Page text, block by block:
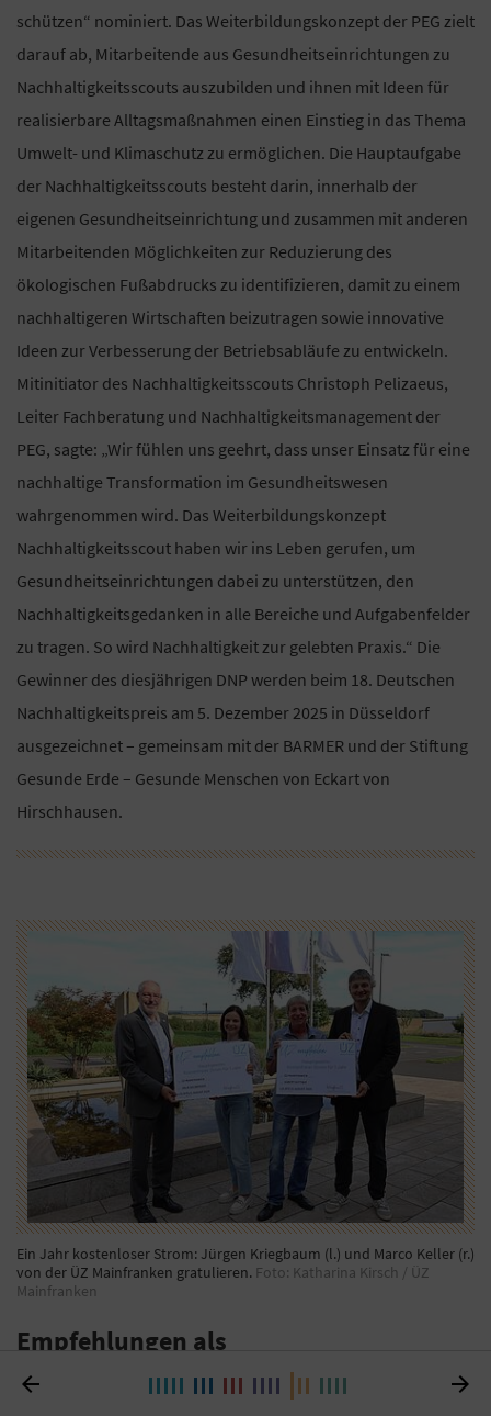
schützen“ nominiert. Das Weiterbildungskonzept der PEG zielt
darauf ab, Mitarbeitende aus Gesundheitseinrichtungen zu
Nachhaltigkeitsscouts auszubilden und ihnen mit Ideen für
realisierbare Alltagsmaßnahmen einen Einstieg in das Thema
Umwelt- und Klimaschutz zu ermöglichen. Die Hauptaufgabe
der Nachhaltigkeitsscouts besteht darin, innerhalb der
eigenen Gesundheitseinrichtung und zusammen mit anderen
Mitarbeitenden Möglichkeiten zur Reduzierung des
ökologischen Fußabdrucks zu identifizieren, damit zu einem
nachhaltigeren Wirtschaften beizutragen sowie innovative
Ideen zur Verbesserung der Betriebsabläufe zu entwickeln.
Mitinitiator des Nachhaltigkeitsscouts Christoph Pelizaeus,
Leiter Fachberatung und Nachhaltigkeitsmanagement der
PEG, sagte: „Wir fühlen uns geehrt, dass unser Einsatz für eine
nachhaltige Transformation im Gesundheitswesen
wahrgenommen wird. Das Weiterbildungskonzept
Nachhaltigkeitsscout haben wir ins Leben gerufen, um
Gesundheitseinrichtungen dabei zu unterstützen, den
Nachhaltigkeitsgedanken in alle Bereiche und Aufgabenfelder
zu tragen. So wird Nachhaltigkeit zur gelebten Praxis.“ Die
Gewinner des diesjährigen DNP werden beim 18. Deutschen
Nachhaltigkeitspreis am 5. Dezember 2025 in Düsseldorf
ausgezeichnet – gemeinsam mit der BARMER und der Stiftung
Gesunde Erde – Gesunde Menschen von Eckart von
Hirschhausen.
Ein Jahr kostenloser Strom: Jürgen Kriegbaum (l.) und Marco Keller (r.)
von der ÜZ Mainfranken gratulieren. Foto: Katharina Kirsch / ÜZ
Mainfranken
Empfehlungen als
Marketinginstrument
 